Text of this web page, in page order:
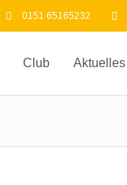
0151 65165232
Club Aktuelles